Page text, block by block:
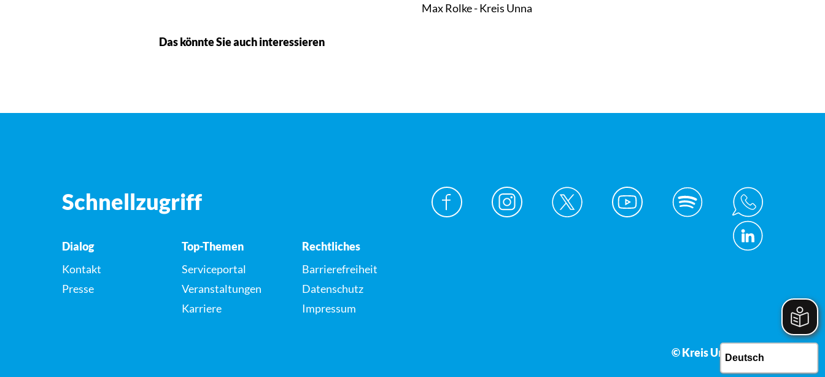
Max Rolke - Kreis Unna
Das könnte Sie auch interessieren
Schnellzugriff
Dialog
Kontakt
Presse
Top-Themen
Serviceportal
Veranstaltungen
Karriere
Rechtliches
Barrierefreiheit
Datenschutz
Impressum
© Kreis Unna 2026